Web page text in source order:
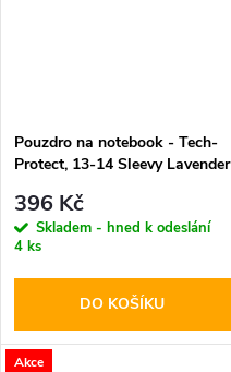
Pouzdro na notebook - Tech-
Protect, 13-14 Sleevy Lavender
396 Kč
Skladem - hned k odeslání
4 ks
DO KOŠÍKU
Akce